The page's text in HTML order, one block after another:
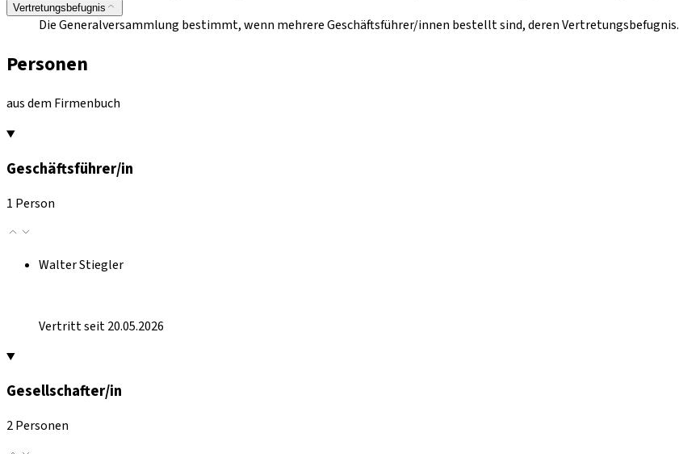
Vertretungsbefugnis
Die Generalversammlung bestimmt, wenn mehrere Geschäftsführer/innen bestellt sind, deren Vertretungsbefugnis.
Personen
aus dem Firmenbuch
Geschäftsführer/in
1 Person
Walter Stiegler
Vertritt seit 20.05.2026
Gesellschafter/in
2 Personen